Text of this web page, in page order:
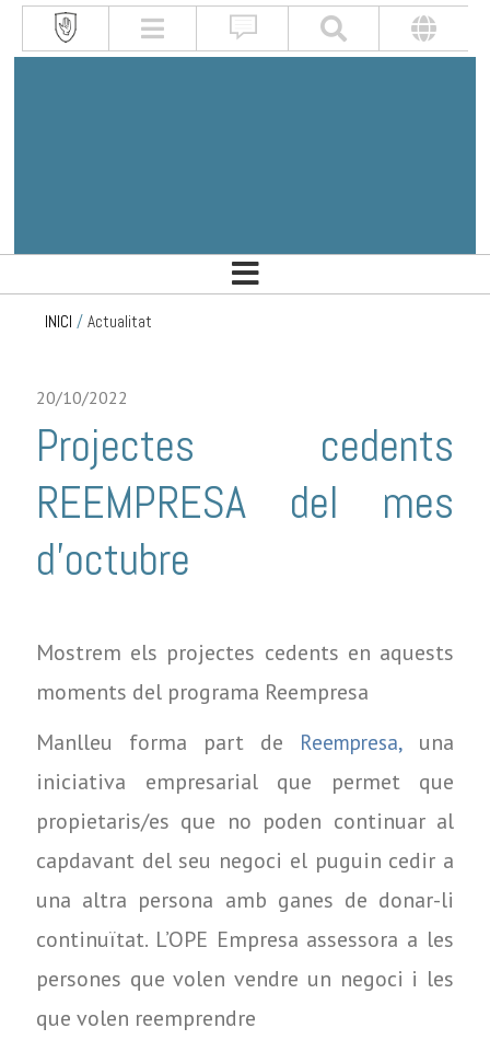
INICI / Actualitat
20/10/2022
Projectes cedents
REEMPRESA del mes
d'octubre
Mostrem els projectes cedents en aquests
moments del programa Reempresa
Manlleu forma part de
Reempresa, una
iniciativa empresarial que permet que
propietaris/es que no poden continuar al
capdavant del seu negoci el puguin cedir a
una altra persona amb ganes de donar-li
continuïtat. L’OPE Empresa assessora a les
persones que volen vendre un negoci i les
que volen reemprendre